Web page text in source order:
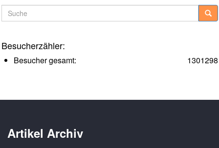
Suche
Besucherzähler:
1301298
Besucher gesamt:
Artikel Archiv